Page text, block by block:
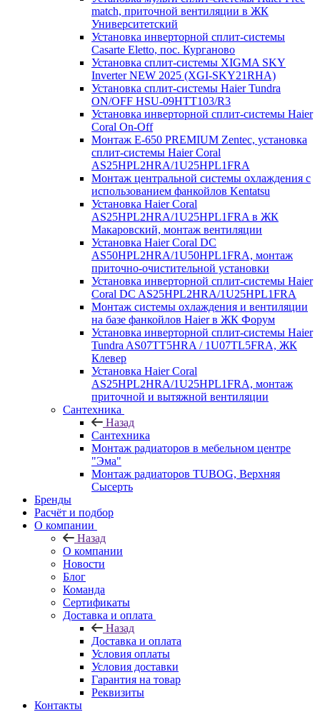
match, приточной вентиляции в ЖК
Университетский
Установка инверторной сплит-системы
Casarte Eletto, пос. Курганово
Установка сплит-системы XIGMA SKY
Inverter NEW 2025 (XGI-SKY21RHA)
Установка сплит-системы Haier Tundra
ON/OFF HSU-09HTT103/R3
Установка инверторной сплит-системы Haier
Coral On-Off
Монтаж E-650 PREMIUM Zentec, установка
сплит-системы Haier Coral
AS25HPL2HRA/1U25HPL1FRA
Монтаж центральной системы охлаждения с
использованием фанкойлов Kentatsu
Установка Haier Coral
AS25HPL2HRA/1U25HPL1FRA в ЖК
Макаровский, монтаж вентиляции
Установка Haier Coral DC
AS50HPL2HRA/1U50HPL1FRA, монтаж
приточно-очистительной установки
Установка инверторной сплит-системы Haier
Coral DC AS25HPL2HRA/1U25HPL1FRA
Монтаж системы охлаждения и вентиляции
на базе фанкойлов Haier в ЖК Форум
Установка инверторной сплит-системы Haier
Tundra AS07TT5HRA / 1U07TL5FRA, ЖК
Клевер
Установка Haier Coral
AS25HPL2HRA/1U25HPL1FRA, монтаж
приточной и вытяжной вентиляции
Сантехника
Назад
Сантехника
Монтаж радиаторов в мебельном центре
"Эма"
Монтаж радиаторов TUBOG, Верхняя
Сысерть
Бренды
Расчёт и подбор
О компании
Назад
О компании
Новости
Блог
Команда
Сертификаты
Доставка и оплата
Назад
Доставка и оплата
Условия оплаты
Условия доставки
Гарантия на товар
Реквизиты
Контакты